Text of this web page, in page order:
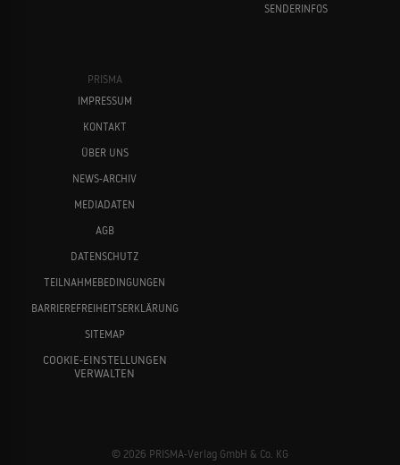
SENDERINFOS
PRISMA
IMPRESSUM
KONTAKT
ÜBER UNS
NEWS-ARCHIV
MEDIADATEN
AGB
DATENSCHUTZ
TEILNAHMEBEDINGUNGEN
BARRIEREFREIHEITSERKLÄRUNG
SITEMAP
COOKIE-EINSTELLUNGEN
VERWALTEN
© 2026 PRISMA-Verlag GmbH & Co. KG